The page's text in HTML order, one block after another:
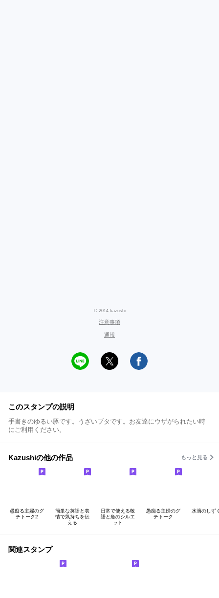
© 2014 kazushi
注意事項
通報
このスタンプの説明
手書きのゆるい豚です。うざいブタです。お友達にウザがられたい時
にご利用ください。
Kazushiの他の作品 もっと見る
愚痴る主婦のグ
チトーク2
簡単な英語と表
情で気持ちを伝
える
日常で使える敬
語と魚のシルエ
ット
愚痴る主婦のグ
チトーク
水滴のしず
関連スタンプ